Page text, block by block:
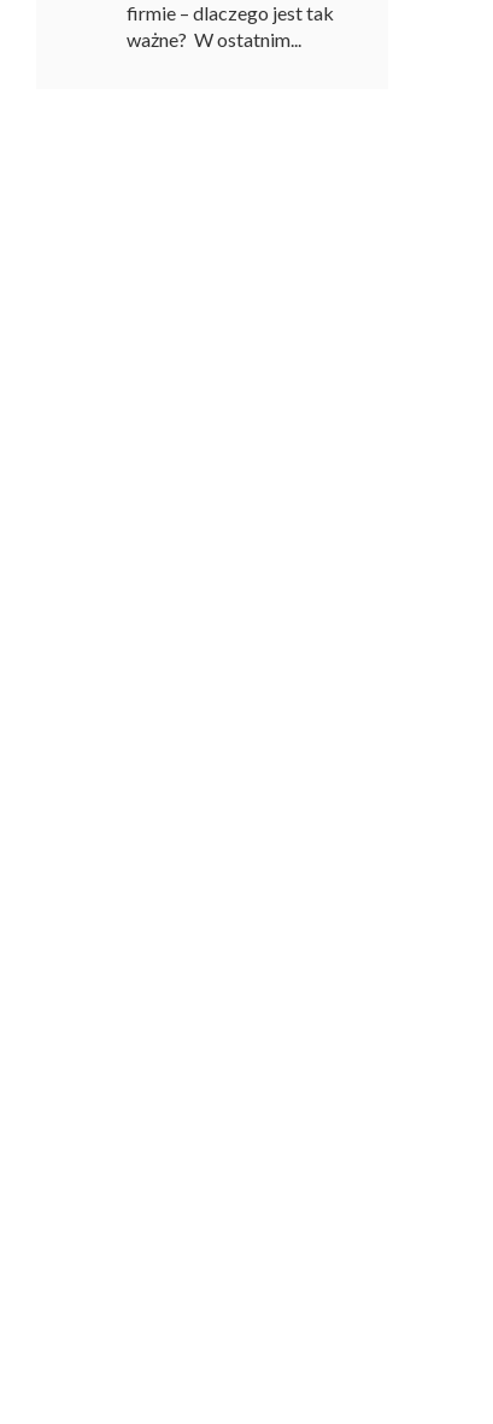
firmie – dlaczego jest tak
ważne? W ostatnim...